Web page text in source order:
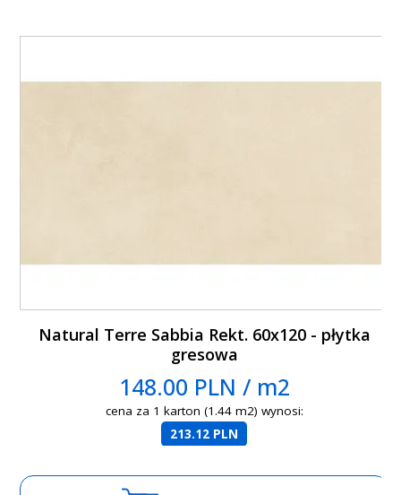
Natural Terre Sabbia Rekt. 60x120 - płytka
gresowa
148.00 PLN / m2
cena za 1 karton (1.44 m2) wynosi:
213.12 PLN